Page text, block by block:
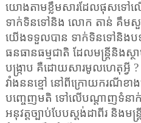
យោងតាមខ្លឹមសារដែលផុសទៅ
ទាក់ទិនទៅនិង លោក តាន់ គឹមសួ
យើងទទួលបាន ទាក់ទិនទៅនិងបទ
ធនធានធម្មជាតិ ដែលមន្ត្រីនិងស្ថ
បង្ក្រាប គឺដោយសារមូលហេតុអ្វី ?
វាំងននខ្មៅ នៅពីក្រោយករណីខា
បញ្ចេញមតិ ទៅលើបណ្តាញទំនា
អនុវត្តច្បាប់បែបស្តង់ដាពីរ និង